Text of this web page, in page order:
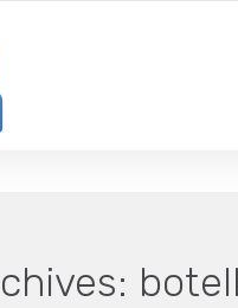
DE COMUNICACIÓN Y